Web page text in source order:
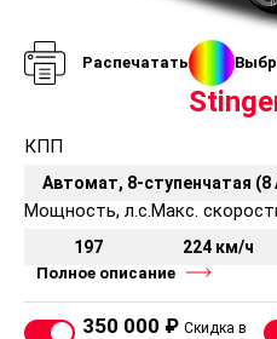
Распечатать
КПП
Автомат, 8-ступенчатая (8
Мощность, л.с.
197
Макс.
224 км/ч
Полное описание
350 000 ₽ Скидка в